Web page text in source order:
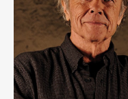
Art&Design